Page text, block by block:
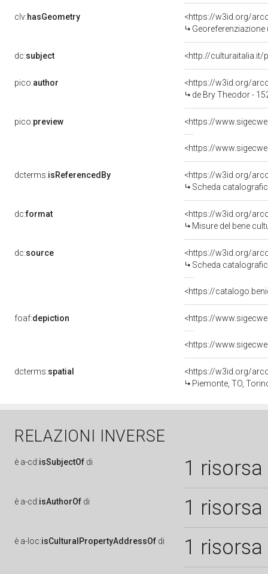
clv:hasGeometry
<https://w3id.org/
dc:subject <http://
pico:author
<https://w3id.org/
de Bry Theodor -
pico:preview <https://
<https://
dcterms:isReferencedBy
<https://w3id.org/
Scheda
dc:format
<https://w3id.org/
Misure del bene
dc:source
<https://w3id.org/
Scheda
<https://
foaf:depiction <https://
<https://
dcterms:spatial
<https://w3id.org/
Piemonte, TO,
RELAZIONI INVERSE
è a-cd:isSubjectOf di 1 risorsa
è a-cd:isAuthorOf di 1 risorsa
è a-loc:isCulturalPropertyAddressOf di 1 risorsa